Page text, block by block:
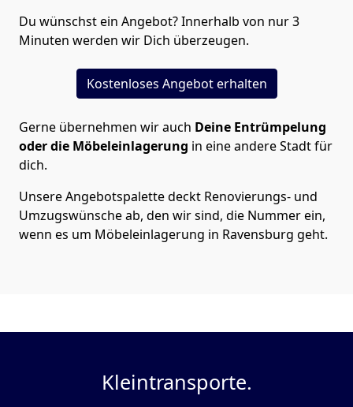
Du wünschst ein Angebot? Innerhalb von nur 3
Minuten werden wir Dich überzeugen.
Kostenloses Angebot erhalten
Gerne übernehmen wir auch Deine Entrümpelung
oder die Möbeleinlagerung in eine andere Stadt für
dich.
Unsere Angebotspalette deckt Renovierungs- und
Umzugswünsche ab, den wir sind, die Nummer ein,
wenn es um Möbeleinlagerung in Ravensburg geht.
Kleintransporte.